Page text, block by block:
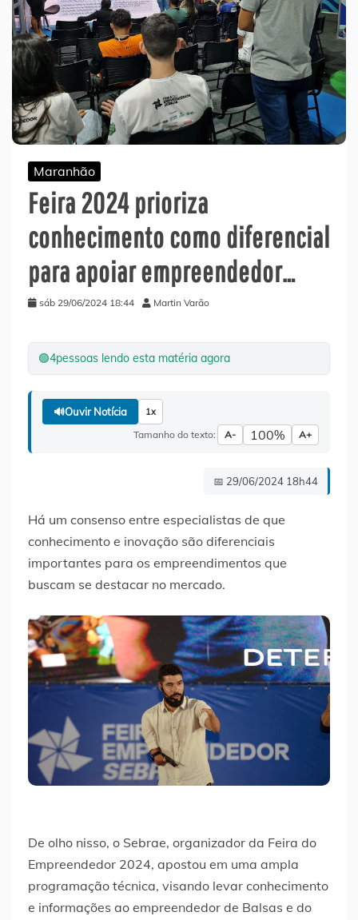
Maranhão
Feira 2024 prioriza
conhecimento como diferencial
para apoiar empreendedor…
sáb 29/06/2024 18:44 Martin Varão
🟢4pessoas lendo esta matéria agora
🔊Ouvir Notícia 1x
Tamanho do texto: A- 100% A+
📅 29/06/2024 18h44
Há um consenso entre especialistas de que
conhecimento e inovação são diferenciais
importantes para os empreendimentos que
buscam se destacar no mercado.
De olho nisso, o Sebrae, organizador da Feira do
Empreendedor 2024, apostou em uma ampla
programação técnica, visando levar conhecimento
e informações ao empreendedor de Balsas e do